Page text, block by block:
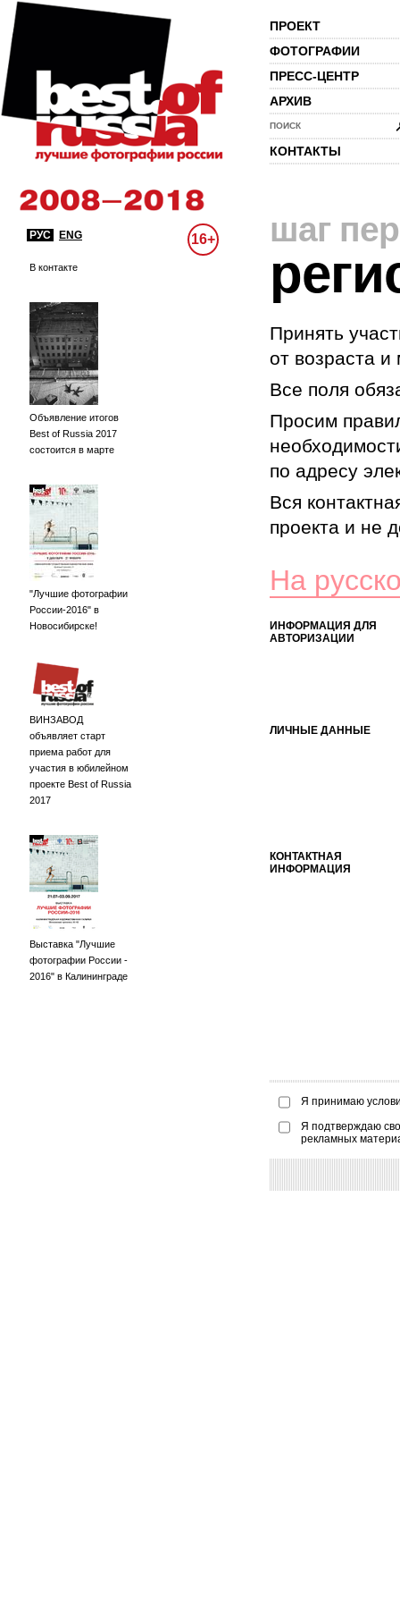
ПРОЕКТ
ФОТОГРАФИИ
ПРЕСС-ЦЕНТР
АРХИВ
ПОИСК
КОНТАКТЫ
РУС ENG 16+
В контакте
Объявление итогов
Best of Russia 2017
состоится в марте
"Лучшие фотографии
России-2016" в
Новосибирске!
ВИНЗАВОД
объявляет старт
приема работ для
участия в юбилейном
проекте Best of Russia
2017
Выставка "Лучшие
фотографии России -
2016" в Калининграде
шаг
Принять
от возраста
Все поля
Просим
по адресу
Вся
проекта и не
На
ИНФОРМАЦИЯ ДЛЯ
АВТОРИЗАЦИИ
ЛИЧНЫЕ ДАННЫЕ
КОНТАКТНАЯ
ИНФОРМАЦИЯ
Я принимаю
Я подтверждаю
рекламных